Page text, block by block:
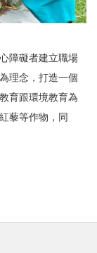
障礙者建立職場
理念，打造一個
育跟環境教育為
藜等作物，同